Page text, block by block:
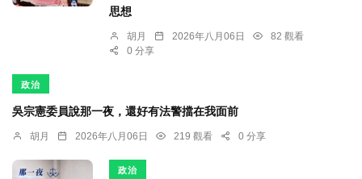
思想
胡月 2026年八月06日
82 觀看
0 分享
政治
吳宗憲委員說那一夜，還好有法警擋在我面前
胡月 2026年八月06日 219 觀看 0 分享
政治